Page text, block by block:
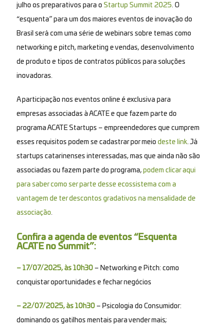
julho os preparativos para o Startup Summit 2025. O
“esquenta” para um dos maiores eventos de inovação do
Brasil será com uma série de webinars sobre temas como
networking e pitch, marketing e vendas, desenvolvimento
de produto e tipos de contratos públicos para soluções
inovadoras.
A participação nos eventos online é exclusiva para
empresas associadas à ACATE e que fazem parte do
programa ACATE Startups – empreendedores que cumprem
esses requisitos podem se cadastrar por meio deste link. Já
startups catarinenses interessadas, mas que ainda não são
associadas ou fazem parte do programa, podem clicar aqui
para saber como ser parte desse ecossistema com a
vantagem de ter descontos gradativos na mensalidade de
associação.
Confira a agenda de eventos “Esquenta
ACATE no Summit”:
– 17/07/2025, às 10h30– Networking e Pitch: como
conquistar oportunidades e fechar negócios
– 22/07/2025, às 10h30– Psicologia do Consumidor:
dominando os gatilhos mentais para vender mais;